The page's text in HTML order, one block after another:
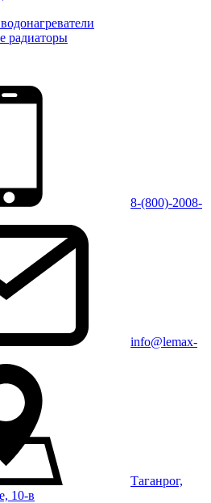
радиаторы
8-(800)-2008-
info@lemax-
Таганрог,
10-в